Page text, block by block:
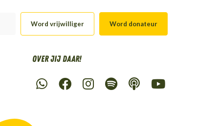
Word vrijwilliger Word donateur
Over Jij daar!